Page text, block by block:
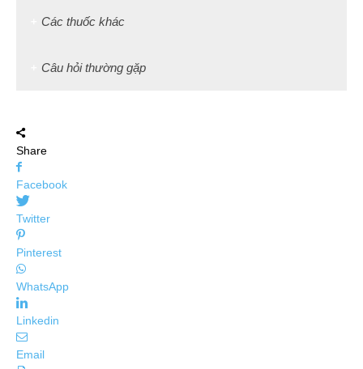
Các thuốc khác
Câu hỏi thường gặp
Share
Facebook
Twitter
Pinterest
WhatsApp
Linkedin
Email